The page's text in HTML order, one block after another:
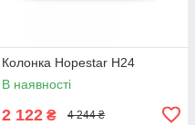
Колонка Hopestar H24
В наявності
2 122 ₴ 4 244 ₴